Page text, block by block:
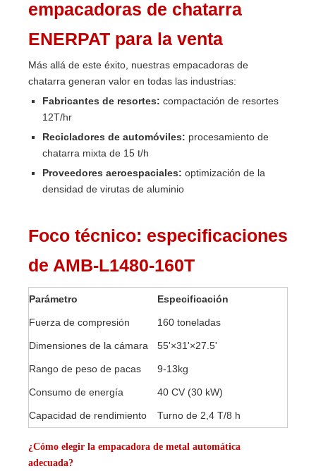
empacadoras de chatarra
ENERPAT para la venta
Más allá de este éxito, nuestras empacadoras de
chatarra generan valor en todas las industrias:
Fabricantes de resortes: compactación de resortes
12T/hr
Recicladores de automóviles: procesamiento de
chatarra mixta de 15 t/h
Proveedores aeroespaciales: optimización de la
densidad de virutas de aluminio
Foco técnico: especificaciones
de AMB-L1480-160T
Parámetro Especificación
Fuerza de compresión 160 toneladas
Dimensiones de la cámara 55'×31'×27.5'
Rango de peso de pacas 9-13kg
Consumo de energía 40 CV (30 kW)
Capacidad de rendimiento Turno de 2,4 T/8 h
¿Cómo elegir la empacadora de metal automática
adecuada?